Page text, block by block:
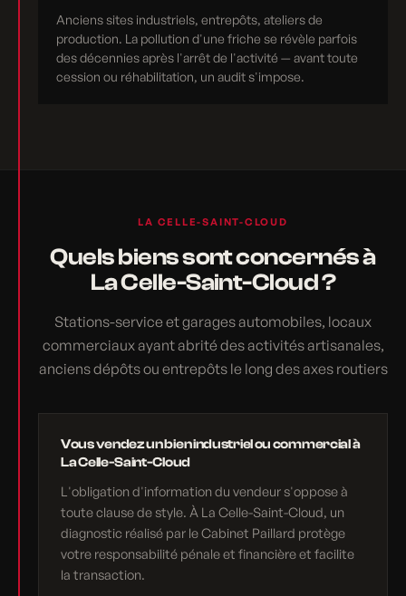
Anciens sites industriels, entrepôts, ateliers de
production. La pollution d'une friche se révèle parfois
des décennies après l'arrêt de l'activité — avant toute
cession ou réhabilitation, un audit s'impose.
LA CELLE-SAINT-CLOUD
Quels biens sont concernés à
La Celle-Saint-Cloud ?
Stations-service et garages automobiles, locaux
commerciaux ayant abrité des activités artisanales,
anciens dépôts ou entrepôts le long des axes routiers
Vous vendez un bien industriel ou commercial à
La Celle-Saint-Cloud
L'obligation d'information du vendeur s'oppose à
toute clause de style. À La Celle-Saint-Cloud, un
diagnostic réalisé par le Cabinet Paillard protège
votre responsabilité pénale et financière et facilite
la transaction.